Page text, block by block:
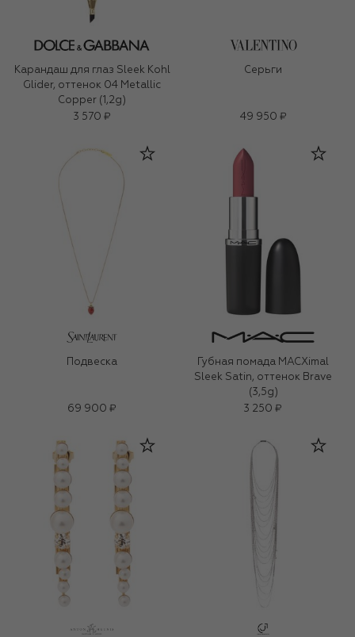
Карандаш для глаз Sleek Kohl
Glider, оттенок 04 Metallic
Copper (1,2g)
3 570 ₽
Серьги
49 950 ₽
Подвеска
69 900 ₽
Губная помада MACXimal
Sleek Satin, оттенок Brave
(3,5g)
3 250 ₽